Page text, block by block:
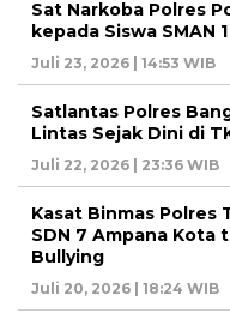
Sat Narkoba Polres
kepada Siswa SMAN
Juli 23, 2026 | 14:53 WIB
Satlantas Polres
Lintas Sejak Dini di
Juli 22, 2026 | 23:36 WIB
Kasat Binmas Polres
SDN 7 Ampana
Bullying
Juli 20, 2026 | 18:24 WIB